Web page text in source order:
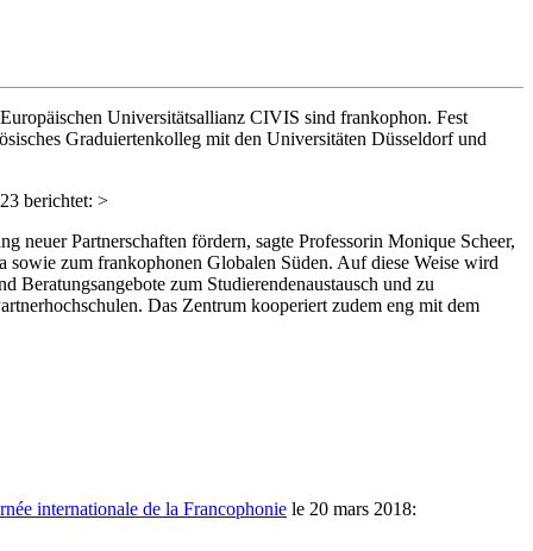
Universitätsallianz CIVIS sind frankophon. Fest
Graduiertenkolleg mit den Universitäten Düsseldorf und
berichtet: >
Partnerschaften fördern, sagte Professorin Monique Scheer,
zum frankophonen Globalen Süden. Auf diese Weise wird
Beratungsangebote zum Studierendenaustausch und zu
Das Zentrum kooperiert zudem eng mit dem
internationale de la Francophonie le 20 mars 2018: